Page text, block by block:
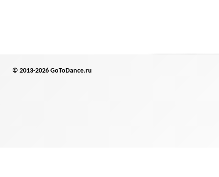
© 2013-2026 GoToDance.ru